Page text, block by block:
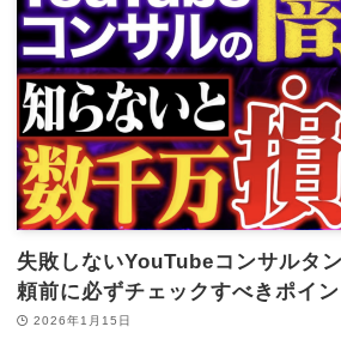
失敗しないYouTubeコンサルタ
頼前に必ずチェックすべきポイ
2026年1月15日